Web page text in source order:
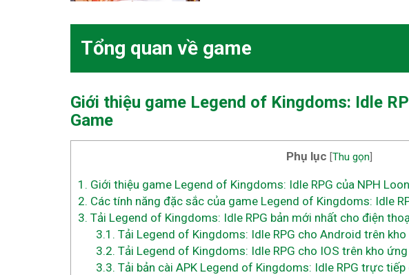
Tổng quan về game
Giới thiệu game Legend of Kingdoms: Idle
Game
Phụ lục [Thu gọn]
1. Giới thiệu game Legend of Kingdoms: Idle RPG của NPH
2. Các tính năng đặc sắc của game Legend of Kingdoms: Idle
3. Tải Legend of Kingdoms: Idle RPG bản mới nhất cho điện
3.1. Tải Legend of Kingdoms: Idle RPG cho Android trên
3.2. Tải Legend of Kingdoms: Idle RPG cho IOS trên kho
3.3. Tải bản cài APK Legend of Kingdoms: Idle RPG trực